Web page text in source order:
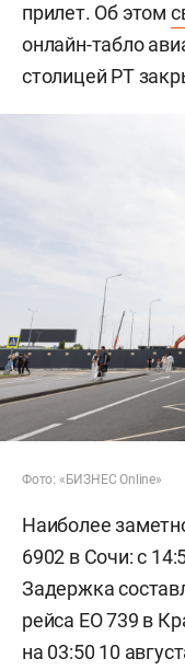
прилет. Об этом
онлайн-табло
столицей РТ
Фото: «БИЗНЕС Online»
Наиболее
6902 в Сочи: с
Задержка
рейса EO 739 в
на 03:50 10